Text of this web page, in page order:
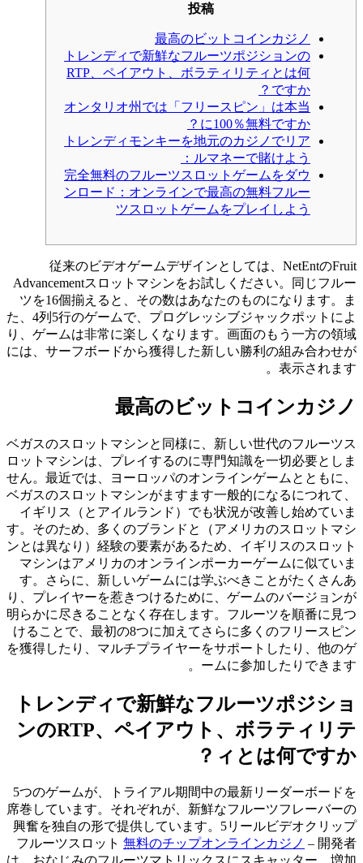
投稿
最高のビットコインカジノ
トレンディで新鮮なフルーツポジションの
RTP、ペイアウト、ボラティリティとは何
ですか？
オンタリオ州では「フリースピン」は本当
に100％無料ですか？
トレンディモンキーを地元のカジノでリア
ルマネーで賭けよう：
完全無料のフルーツスロットゲームをダウ
ンロード：オンラインで最高の無料フルー
ツスロットゲームをプレイしよう
従来のビデオゲームデザインとしては、NetEntのFruit
Advancementスロットマシンをお試しください。同じフルー
ツを16個揃えると、その数はあなたのものになります。ま
た、4列5行のゲームで、プログレッシブジャックポットによ
り、ゲームは非常に楽しくなります。画面のもう一方の領域
には、サーフボードから獲得した新しい勝利の組み合わせが
表示されます。
最高のビットコインカジノ
ベガスのスロットマシンと同様に、新しい世代のフルーツス
ロットマシンは、プレイするのに専門知識を一切必要としま
せん。最近では、ヨーロッパのオンラインゲームとともに、
ベガスのスロットマシンがますます一般的になるにつれて、
イギリス（とアイルランド）でも状況が改善し始めていま
す。そのため、多くのブランドと（アメリカのスロットマシ
ンとは異なり）経験の要素があるため、イギリスのスロット
マシンはアメリカのオンラインポーカーゲームに似ていま
す。さらに、新しいゲームには学ぶべきことがたくさんあ
り、プレイヤーを惹きつけるために、ゲームのバージョンが
明らかに尽きることなく存在します。フルーツを順番に見つ
けることで、最初の8つに加えてさらに多くのフリースピン
を獲得したり、マルチプライヤーをサポートしたり、他のゲ
ームに参加したりできます。
トレンディで新鮮なフルーツポジショ
ンのRTP、ペイアウト、ボラティリテ
ィとは何ですか？
5つのゲームが、トライアル期間中の最新リーダーボードを
席巻しています。それぞれが、新鮮なフルーツフレーバーの
興奮を独自の形で提供しています。5リールビデオクリップ
フルーツスロット 無料のチップオンラインカジノ – 開発者